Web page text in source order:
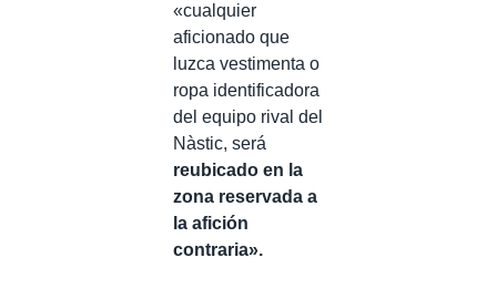
«cualquier
aficionado que
luzca vestimenta o
ropa identificadora
del equipo rival del
Nàstic, será
reubicado en la
zona reservada a
la afición
contraria».